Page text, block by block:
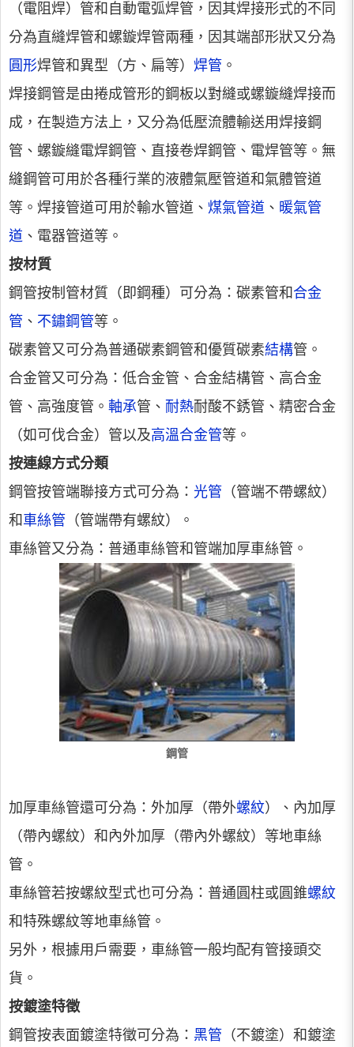
（電阻焊）管和自動電弧焊管，因其焊接形式的不同
分為直縫焊管和螺鏇焊管兩種，因其端部形狀又分為
圓形焊管和異型（方、扁等） 焊管 。
焊接鋼管是由捲成管形的鋼板以對縫或螺鏇縫焊接而
成，在製造方法上，又分為低壓流體輸送用焊接鋼
管、螺鏇縫電焊鋼管、直接卷焊鋼管、電焊管等。無
縫鋼管可用於各種行業的液體氣壓管道和氣體管道
等。焊接管道可用於輸水管道、 煤氣管道 、 暖氣管
道 、電器管道等。
按材質
鋼管按制管材質（即鋼種）可分為：碳素管和 合金
管 、 不鏽鋼管等。
碳素管又可分為普通碳素鋼管和優質碳素結構管。
合金管又可分為：低合金管、合金結構管、高合金
管、高強度管。 軸承管、 耐熱耐酸不銹管、精密合金
（如可伐合金）管以及高溫合金管等。
按連線方式分類
鋼管按管端聯接方式可分為： 光管 （管端不帶螺紋）
和 車絲管 （管端帶有螺紋）。
車絲管又分為：普通車絲管和管端加厚車絲管。
鋼管
加厚車絲管還可分為：外加厚（帶外螺紋）、內加厚
（帶內螺紋）和內外加厚（帶內外螺紋）等地車絲
管。
車絲管若按螺紋型式也可分為：普通圓柱或圓錐螺紋
和特殊螺紋等地車絲管。
另外，根據用戶需要，車絲管一般均配有管接頭交
貨。
按鍍塗特徵
鋼管按表面鍍塗特徵可分為： 黑管 （不鍍塗）和鍍塗